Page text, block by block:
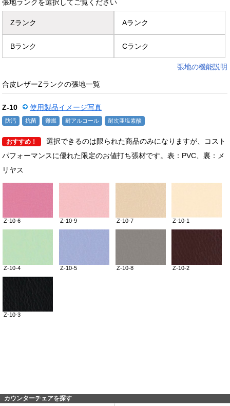
カウンターチェアを探す